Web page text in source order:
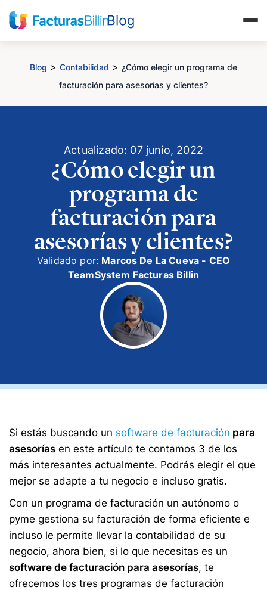
Blog > Contabilidad > ¿Cómo elegir un programa de
facturación para asesorías y clientes?
Actualizado: 07 junio, 2022
¿Cómo elegir un
programa de
facturación para
asesorías y clientes?
Validado por: Marcos De La Cueva - CEO
TeamSystem Facturas Billin
Si estás buscando un software de facturación para
asesorías en este artículo te contamos 3 de los
más interesantes actualmente. Podrás elegir el que
mejor se adapte a tu negocio e incluso gratis.
Con un programa de facturación un autónomo o
pyme gestiona su facturación de forma eficiente e
incluso le permite llevar la contabilidad de su
negocio, ahora bien, si lo que necesitas es un
software de facturación para asesorías, te
ofrecemos los tres programas de facturación